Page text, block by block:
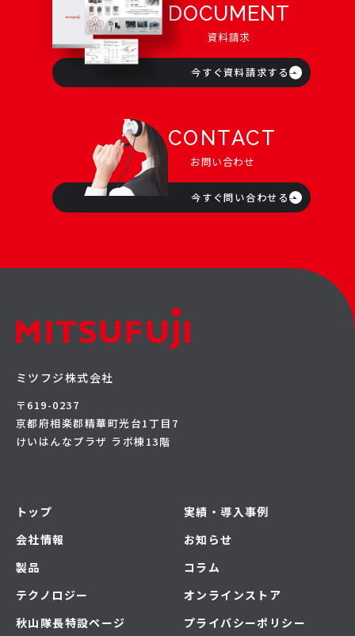
DOCUMENT
資料請求
今すぐ資料請求する
CONTACT
お問い合わせ
今すぐ問い合わせる
ミツフジ株式会社
〒619-0237
京都府相楽郡精華町光台1丁目7
けいはんなプラザ ラボ棟13階
トップ
会社情報
製品
テクノロジー
秋山隊長特設ページ
実績・導入事例
お知らせ
コラム
オンラインストア
プライバシーポリシー